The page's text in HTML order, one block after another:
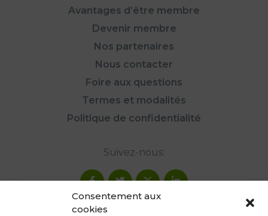
Consentement aux
cookies
Avantages d’être membre
Devenir membre
Nos partenaires
Nous contacter
Foire aux questions
Termes et modalités
Politique de confidentialité
Suivez-nous: